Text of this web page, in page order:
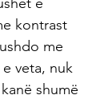
kontrast
me
veta, nuk
shumë